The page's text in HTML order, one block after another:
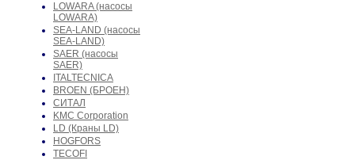
LOWARA (насосы
LOWARA)
SEA-LAND (насосы
SEA-LAND)
SAER (насосы
SAER)
ITALTECNICA
BROEN (БРОЕН)
СИТАЛ
KMC Corporation
LD (Краны LD)
HOGFORS
TECOFI